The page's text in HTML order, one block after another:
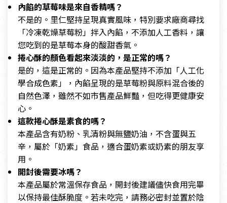
內餡的草莓味是來自香精嗎？
不是的。里仁堅持呈現真實風味，特別要求廠商尋找
「冷凍乾燥草莓粉」拌入內餡，不添加人工香料，讓
您吃到的是草莓本身的酸甜香氣。
捲心酥的顏色看起來淡淡的，是正常的嗎？
是的，這是正常的。因為本產品堅持不添加「人工化
學合成色素」，內餡呈現的是草莓粉與原料混合後的
自然色澤，雖然不如市售產品鮮豔，但吃得更健康安
心。
這款捲心酥是素食的嗎？
本產品含有奶粉、乳清粉與無鹽奶油，不含蛋與五
辛，屬於「奶素」食品，適合蛋奶素或奶素的朋友享
用。
開封後需要冰嗎？
本產品屬於常溫保存食品，開封後建議儘快食用完畢
以保持最佳酥脆度。若未吃完，請務必密封並置於陰